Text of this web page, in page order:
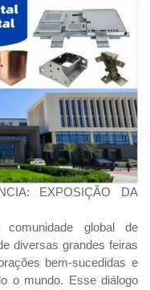
EXPOSIÇÃO DA
comunidade global de
diversas grandes feiras
bem-sucedidas e
o mundo. Esse diálogo